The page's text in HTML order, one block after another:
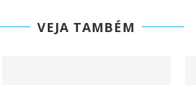
VEJA TAMBÉM